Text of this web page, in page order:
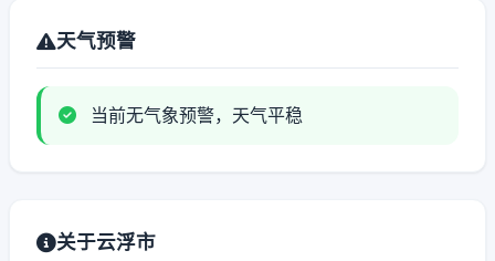
天气预警
当前无气象预警，天气平稳
关于云浮市